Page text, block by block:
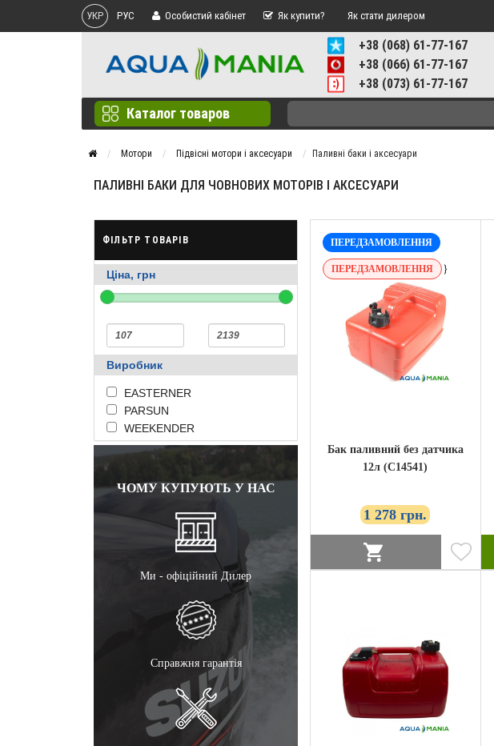
УКР РУС Особистий кабінет Як купити? Як стати дилером
+38 (068) 61-77-167
+38 (066) 61-77-167
+38 (073) 61-77-167
Каталог товаров
Мотори Підвісні мотори і аксесуари Паливні баки і аксесуари
ПАЛИВНІ БАКИ ДЛЯ ЧОВНОВИХ МОТОРІВ І АКСЕСУАРИ
ФІЛЬТР ТОВАРІВ
Ціна, грн
Виробник
EASTERNER
PARSUN
WEEKENDER
ЧОМУ КУПУЮТЬ У НАС
Ми - офіційний Дилер
Справжня гарантія
ПЕРЕДЗАМОВЛЕННЯ
ПЕРЕДЗАМОВЛЕННЯ }
Бак паливний без датчика
12л (C14541)
1 278 грн.